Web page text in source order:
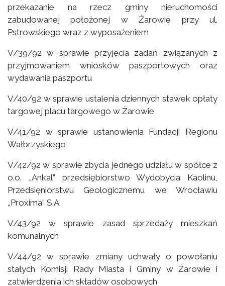
przekazanie na rzecz gminy nieruchomości
zabudowanej położonej w Żarowie przy ul.
Pstrowskiego wraz z wyposażeniem
V/39/92 w sprawie przyjęcia zadań związanych z
przyjmowaniem wniosków paszportowych oraz
wydawania paszportu
V/40/92 w sprawie ustalenia dziennych stawek opłaty
targowej placu targowego w Żarowie
V/41/92 w sprawie ustanowienia Fundacji Regionu
Wałbrzyskiego
V/42/92 w sprawie zbycia jednego udziału w spółce z
o.o. „Ankal” przedsiębiorstwo Wydobycia Kaolinu,
Przedsięniorstwu Geologicznemu we Wrocławiu
„Proxima” S.A.
V/43/92 w sprawie zasad sprzedaży mieszkań
komunalnych
V/44/92 w sprawie zmiany uchwały o powołaniu
stałych Komisji Rady Miasta i Gminy w Żarowie i
zatwierdzenia ich składów osobowych